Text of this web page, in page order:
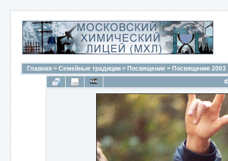
Главная > Семейные традиции > Посвящение > Посвящение 2003